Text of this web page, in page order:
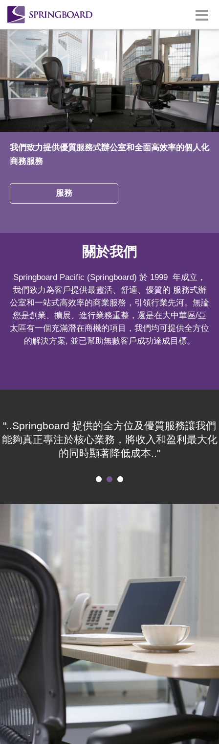
我們致力提供優質服務式辦公室和全面高效率的個人化
商務服務
服務
關於我們
Springboard Pacific (Springboard) 於 1999 年成立，
我們致力為客戶提供最靈活、舒適、優質的 服務式辦
公室和一站式高效率的商業服務，引領行業先河。無論
您是創業、擴展、進行業務重整，還是在大中華區/亞
太區有一個充滿潛在商機的項目，我們均可提供全方位
的解決方案, 並已幫助無數客戶成功達成目標。
"..Springboard 提供的全方位及優質服務讓我們
能夠真正專注於核心業務，將收入和盈利最大化
的同時顯著降低成本.."